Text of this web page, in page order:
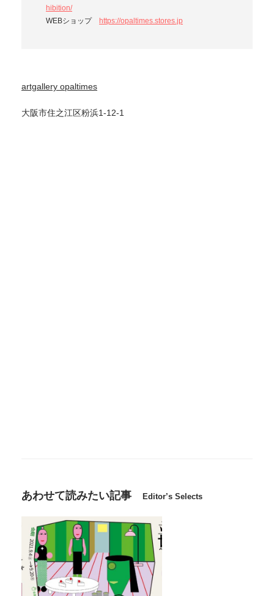
hibition/
WEBショップ https://opaltimes.stores.jp
artgallery opaltimes
大阪市住之江区粉浜1-12-1
あわせて読みたい記事 Editor’s Selects